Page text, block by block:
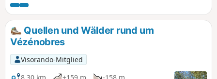
Bereichen in den Weinbergen. Allein schon der
tausendjährige Cade (Wacholder) ist eine Reise wert, so
majestätisch ist dieser Baum.
Quellen und Wälder rund um
Vézénobres
Visorando-Mitglied
8,30 km
+159 m -158 m